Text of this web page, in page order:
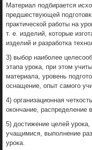
Материал подбирается
предшествующей
практической работы на
т. е. изделий, которые
изделий и разработка
3) выбор наиболее
этапа урока, при этом
материала, уровень
оснащение, опыт самого
4) организационная
окончание, распределение
5) достижение целей
учащимися, выполнение
урока.